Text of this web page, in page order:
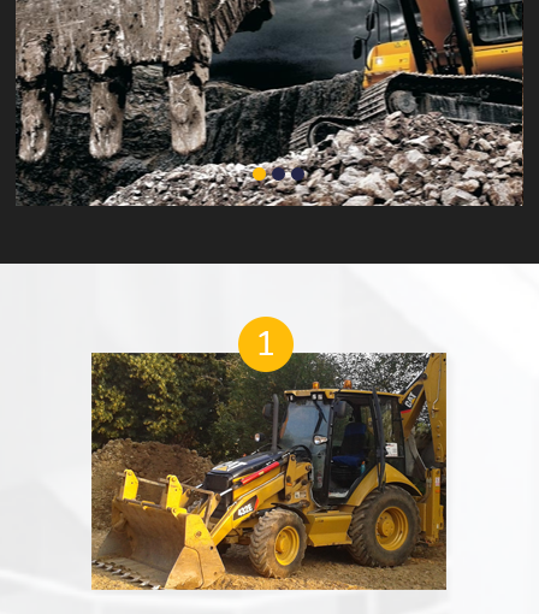
1 2 3